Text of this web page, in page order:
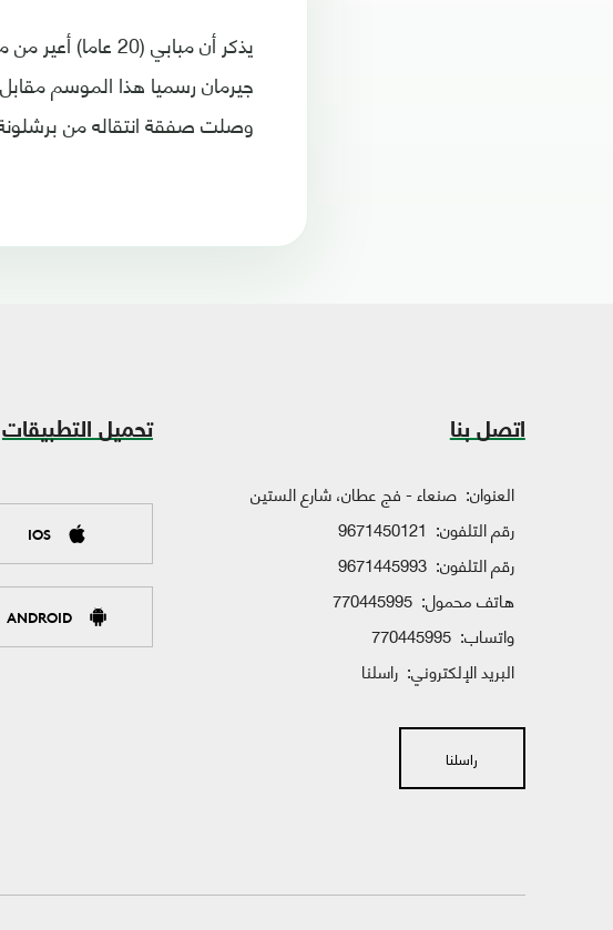
يذكر أن مبابي
وصلت صفقة انتقاله من برشلونة إلى
اتصل بنا
العنوان: صنعاء - فج عطان، شارع الستين
رقم التلفون: 9671450121
رقم التلفون: 9671445993
هاتف محمول: 770445995
واتساب: 770445995
البريد الإلكتروني: راسلنا
راسلنا
تحميل التطبيقات
IOS
ANDROID